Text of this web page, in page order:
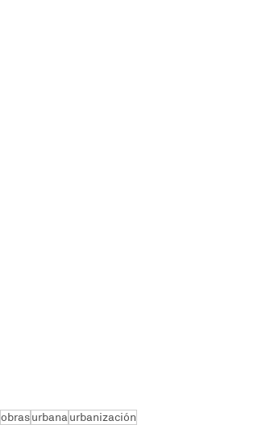
obrasurbanaurbanización